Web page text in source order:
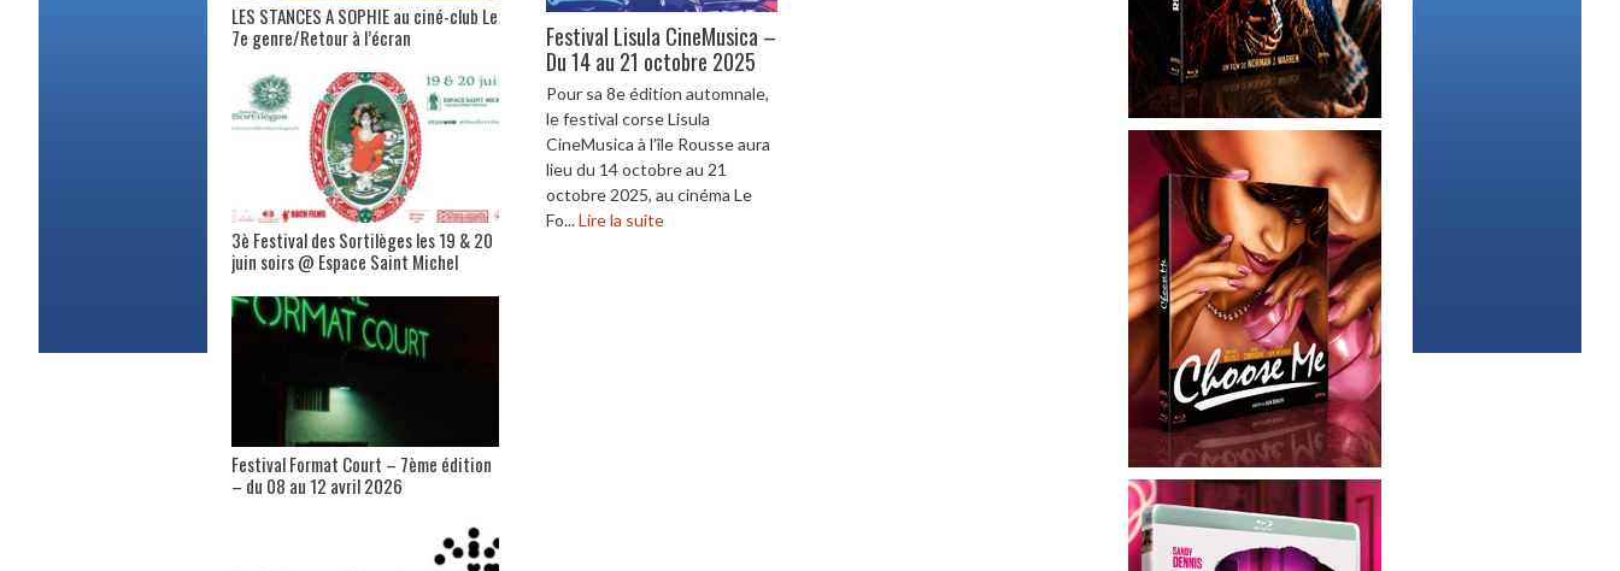
Festival Lisula CineMusica –
Du 14 au 21 octobre 2025
Pour sa 8e édition automnale,
le festival corse Lisula
CineMusica à l’île Rousse aura
lieu du 14 octobre au 21
octobre 2025, au cinéma Le
Fo...Lire la suite
LES STANCES A SOPHIE au ciné-club Le
7e genre/Retour à l’écran
3è Festival des Sortilèges les 19 & 20
juin soirs @ Espace Saint Michel
Festival Format Court – 7ème édition
– du 08 au 12 avril 2026